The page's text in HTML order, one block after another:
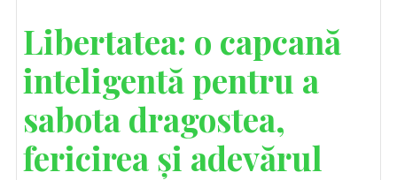
Libertatea: o capcană
inteligentă pentru a
sabota dragostea,
fericirea și adevărul